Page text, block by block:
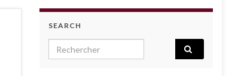
SEARCH
Search for: